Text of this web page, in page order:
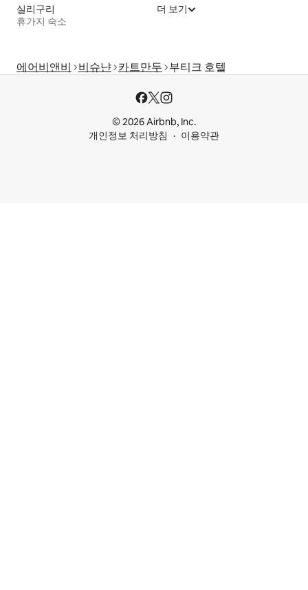
실리구리
휴가지 숙소
더 보기
에어비앤비 비슈냔 카트만두 부티크 호텔
© 2026 Airbnb, Inc.
개인정보 처리방침
이용약관